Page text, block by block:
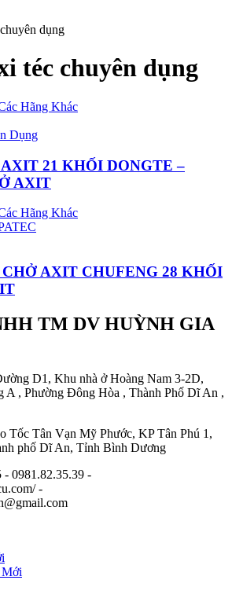
dụng
téc chuyên dụng
Hãng Khác
Dụng
21 KHỐI DONGTE –
AXIT
Hãng Khác
AXIT CHUFENG 28 KHỐI
TM DV HUỲNH GIA
D1, Khu nhà ở Hoàng Nam 3-2D,
, Phường Đông Hòa , Thành Phố Dĩ An ,
Tốc Tân Vạn Mỹ Phước, KP Tân Phú 1,
phố Dĩ An, Tỉnh Bình Dương
- 0981.82.35.39 -
-